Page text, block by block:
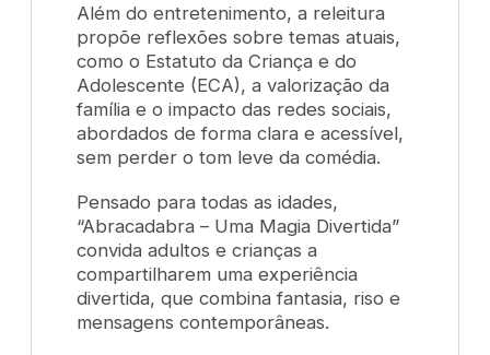
Além do entretenimento, a releitura
propõe reflexões sobre temas atuais,
como o Estatuto da Criança e do
Adolescente (ECA), a valorização da
família e o impacto das redes sociais,
abordados de forma clara e acessível,
sem perder o tom leve da comédia.
Pensado para todas as idades,
“Abracadabra – Uma Magia Divertida”
convida adultos e crianças a
compartilharem uma experiência
divertida, que combina fantasia, riso e
mensagens contemporâneas.